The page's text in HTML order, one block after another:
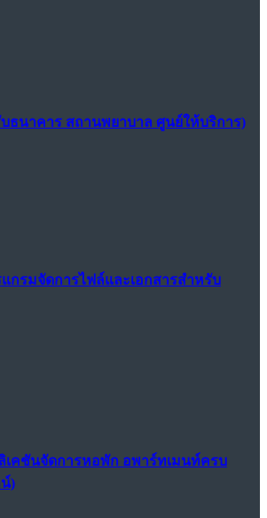
ธนาคาร สถานพยาบาล ศูนย์ให้บริการ)
แกรมจัดการไฟล์และเอกสารสำหรับ
เคชันจัดการหอพัก อพาร์ทเมนท์ครบ
)